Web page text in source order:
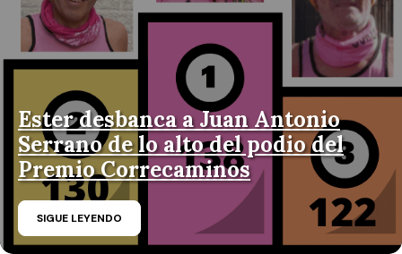
Ester desbanca a Juan Antonio
Serrano de lo alto del podio del
Premio Correcaminos
SIGUE LEYENDO